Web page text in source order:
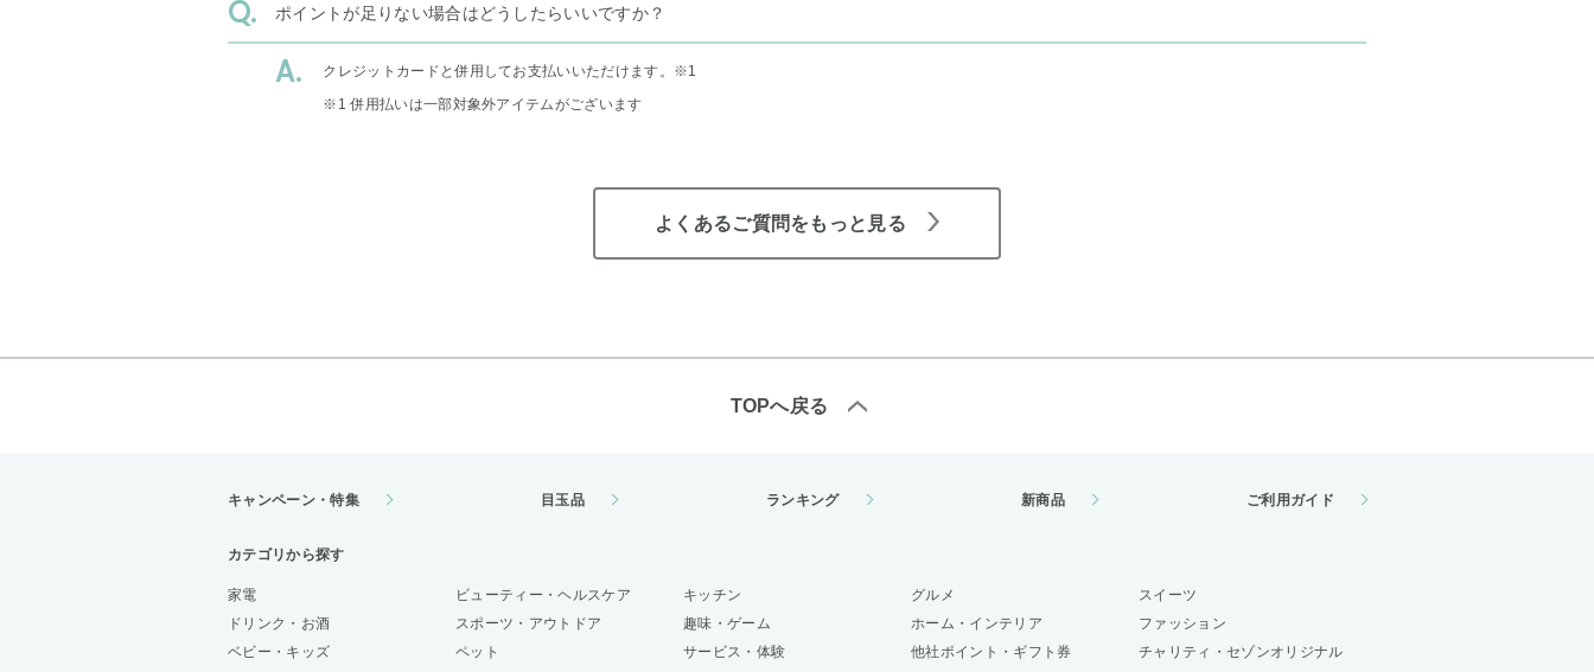
ポイントが足りない場合はどうしたらいいですか？
クレジットカードと併用してお支払いいただけます。 ※1
※1 併用払いは一部対象外アイテムがございます
よくあるご質問をもっと見る
TOPへ戻る
キャンペーン・特集 目玉品 ランキング 新商品 ご利用ガイド
カテゴリから探す
家電 ビューティー・ヘルスケア キッチン グルメ
スイーツ
ドリンク・お酒
スポーツ・アウトドア 趣味・ゲーム ホーム・インテリア
ファッション
ベビー・キッズ
ペット サービス・体験 他社ポイント・ギフト券 チャリティ・セゾンオリジナル